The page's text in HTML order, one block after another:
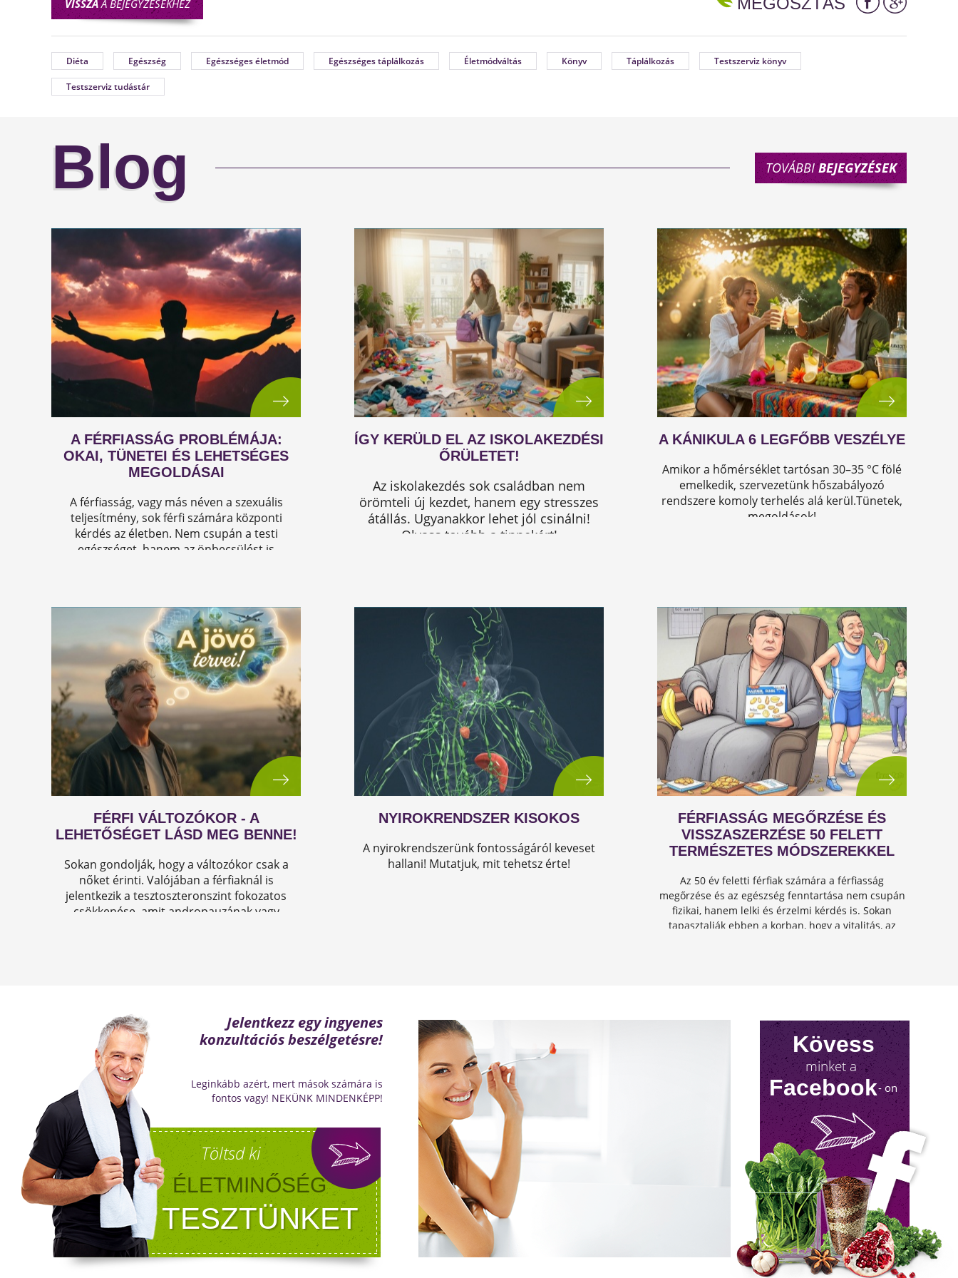
VISSZAA BEJEGYZÉSEKHEZ
Diéta Egészség Egészséges életmód Egészséges táplálkozás Életmódváltás Könyv Táplálkozás Testszerviz könyv
Testszerviz tudástár
Blog TOVÁBBIBEJEGYZÉSEK
A FÉRFIASSÁG PROBLÉMÁJA:
OKAI, TÜNETEI ÉS LEHETSÉGES
MEGOLDÁSAI
A férfiasság, vagy más néven a szexuális
teljesítmény, sok férfi számára központi
kérdés az életben. Nem csupán a testi
egészséget, hanem az önbecsülést is
ÍGY KERÜLD EL AZ ISKOLAKEZDÉSI
ŐRÜLETET!
Az iskolakezdés sok családban nem
örömteli új kezdet, hanem egy stresszes
átállás. Ugyanakkor lehet jól csinálni!
Olvass tovább a tippekért!
A KÁNIKULA 6 LEGFŐBB VESZÉLYE
Amikor a hőmérséklet tartósan 30–35 °C fölé
emelkedik, szervezetünk hőszabályozó
rendszere komoly terhelés alá kerül.Tünetek,
megoldások!
FÉRFI VÁLTOZÓKOR - A
LEHETŐSÉGET LÁSD MEG BENNE!
Sokan gondolják, hogy a változókor csak a
nőket érinti. Valójában a férfiaknál is
jelentkezik a tesztoszteronszint fokozatos
csökkenése, amit andropauzának vagy
NYIROKRENDSZER KISOKOS
A nyirokrendszerünk fontosságáról keveset
hallani! Mutatjuk, mit tehetsz érte!
FÉRFIASSÁG MEGŐRZÉSE ÉS
VISSZASZERZÉSE 50 FELETT
TERMÉSZETES MÓDSZEREKKEL
Az 50 év feletti férfiak számára a férfiasság
megőrzése és az egészség fenntartása nem csupán
fizikai, hanem lelki és érzelmi kérdés is. Sokan
tapasztalják ebben a korban, hogy a vitalitás, az
Jelentkezz egy ingyenes
konzultációs beszélgetésre!
Leginkább azért, mert mások számára is
fontos vagy! NEKÜNK MINDENKÉPP!
Töltsd ki
ÉLETMINŐSÉG
TESZTÜNKET
Kövess
minket a
Facebook- on